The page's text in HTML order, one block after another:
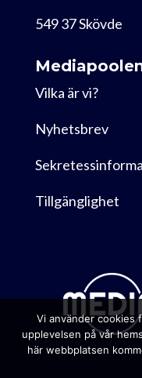
549 37 Skövde
Vilka är vi?
Nyhetsbrev
Tillgänglighet
Vi använder cookies
upplevelsen på vår
här webbplatsen